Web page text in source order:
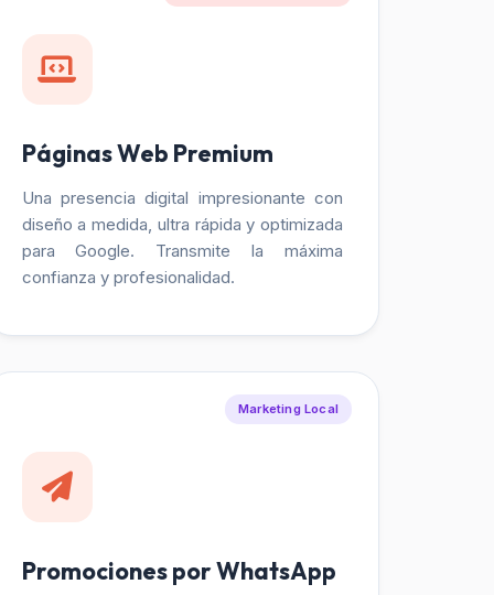
Páginas Web Premium
Una presencia digital impresionante con
diseño a medida, ultra rápida y optimizada
para Google. Transmite la máxima
confianza y profesionalidad.
Marketing Local
Promociones por WhatsApp